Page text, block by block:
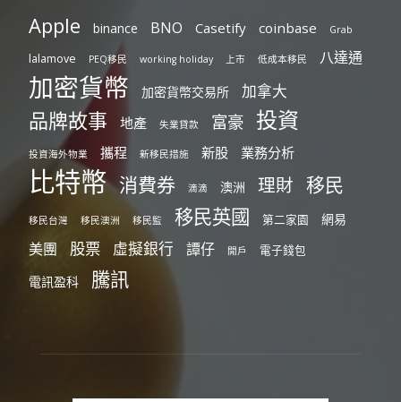
Apple binance BNO Casetify coinbase Grab
lalamove PEQ移民 working holiday 上市 低成本移民 八達通
加密貨幣 加密貨幣交易所 加拿大
品牌故事 地產 失業貸款 富豪 投資
投資海外物業 攜程 新移民措施 新股 業務分析
比特幣 消費券 滴滴 澳洲 理財 移民
移民台灣 移民澳洲 移民監 移民英國 第二家園 網易
美團 股票 虛擬銀行 譚仔 開戶 電子錢包
電訊盈科 騰訊